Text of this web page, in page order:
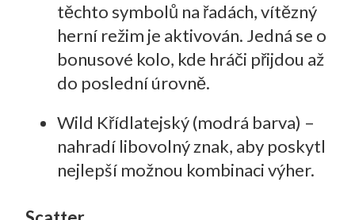
těchto symbolů na řadách, vítězný
herní režim je aktivován. Jedná se o
bonusové kolo, kde hráči přijdou až
do poslední úrovně.
Wild Křídlatejský (modrá barva) –
nahradí libovolný znak, aby poskytl
nejlepší možnou kombinaci výher.